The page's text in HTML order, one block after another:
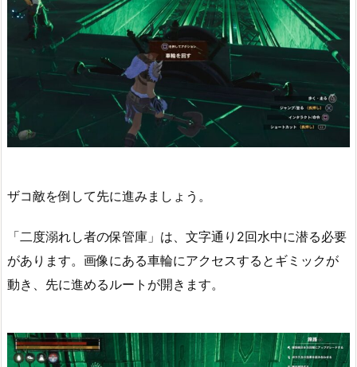
ザコ敵を倒して先に進みましょう。
「二度溺れし者の保管庫」は、文字通り2回水中に潜る必要
があります。画像にある車輪にアクセスするとギミックが
動き、先に進めるルートが開きます。